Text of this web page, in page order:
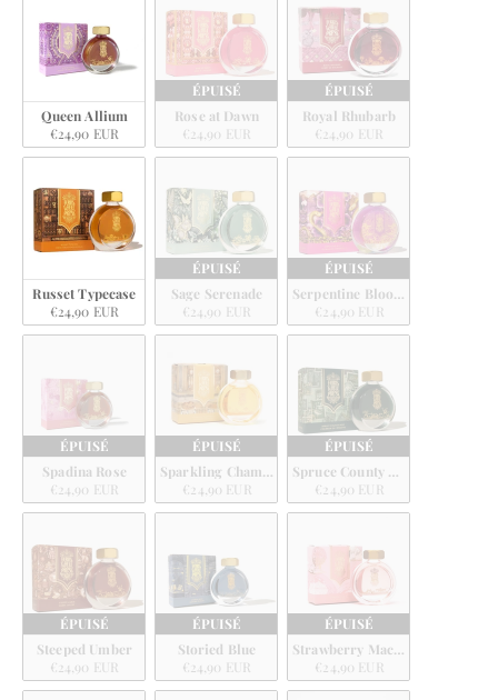
Queen Allium
€24,90 EUR
ÉPUISÉ
Rose at Dawn
€24,90 EUR
ÉPUISÉ
Royal Rhubarb
€24,90 EUR
Russet Typecase
€24,90 EUR
ÉPUISÉ
Sage Serenade
€24,90 EUR
ÉPUISÉ
Serpentine Blooms
€24,90 EUR
ÉPUISÉ
Spadina Rose
€24,90 EUR
ÉPUISÉ
Sparkling Champagne
€24,90 EUR
ÉPUISÉ
Spruce County Post
€24,90 EUR
ÉPUISÉ
Steeped Umber
€24,90 EUR
ÉPUISÉ
Storied Blue
€24,90 EUR
ÉPUISÉ
Strawberry Macaron
€24,90 EUR